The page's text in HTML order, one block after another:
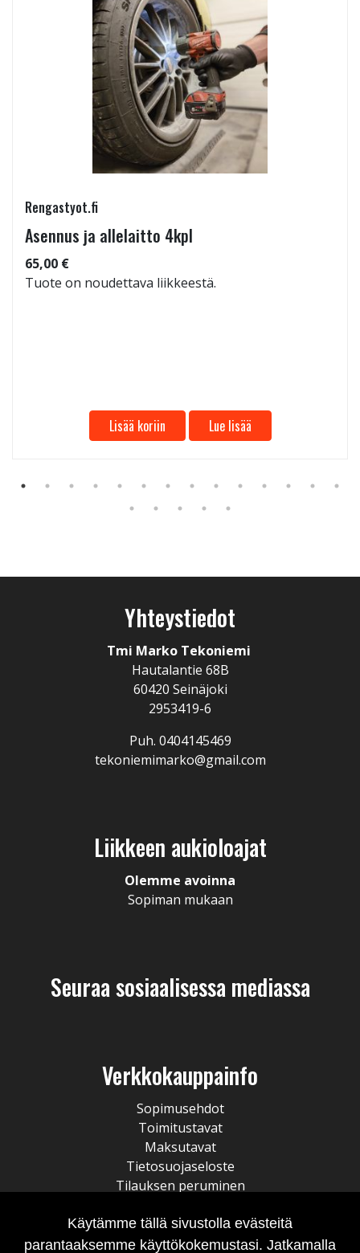
Rengastyot.fi
Asennus ja allelaitto 4kpl
65,00 €
Tuote on noudettava liikkeestä.
Lisää koriin Lue lisää
Yhteystiedot
Tmi Marko Tekoniemi
Hautalantie 68B
60420 Seinäjoki
2953419-6
Puh. 0404145469
tekoniemimarko@gmail.com
Liikkeen aukioloajat
Olemme avoinna
Sopiman mukaan
Seuraa sosiaalisessa mediassa
Verkkokauppainfo
Sopimusehdot
Toimitustavat
Maksutavat
Tietosuojaseloste
Tilauksen peruminen
Käytämme tällä sivustolla evästeitä
parantaaksemme käyttökokemustasi. Jatkamalla